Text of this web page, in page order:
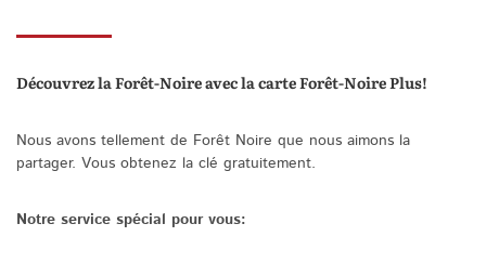
Découvrez la Forêt-Noire avec la carte Forêt-Noire Plus!
Nous avons tellement de Forêt Noire que nous aimons la
partager. Vous obtenez la clé gratuitement.
Notre service spécial pour vous: